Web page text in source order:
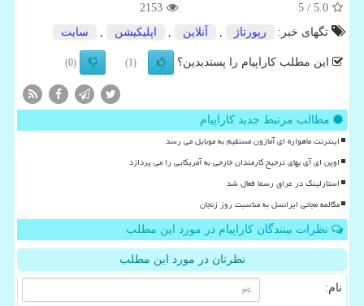
5.0
/ 5
2153
تگهای خبر:
رپورتاژ آنلاین اپلیكیشن سایت
این مطلب کاراپیام را پسندیدین؟ (1)
(0)
مطالب مرتبط جدید کاراپیام
اینترنت ماهواره ای آمازون مستقیم به موبایل می رسد
اوپن ای آی بهای ترجیح کارمندان خارجی به آمریکایی را می پردازد
استارلینک در عراق رسما فعال شد
مکالمه مجانی ایرانسل به مناسبت روز زنجان
نظرات بینندگان کاراپیام در مورد این مطلب
نظرتان در مورد این مطلب
نام: